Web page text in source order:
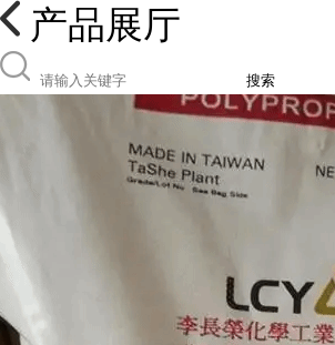
产品展厅
搜索